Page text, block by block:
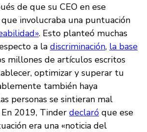
de que su CEO en ese
involucraba una puntuación
. Esto planteó muchas
a la discriminación, la base
millones de artículos escritos
optimizar y superar tu
también haya
personas se sintieran mal
En 2019, Tinder declaró que ese
era una «noticia del